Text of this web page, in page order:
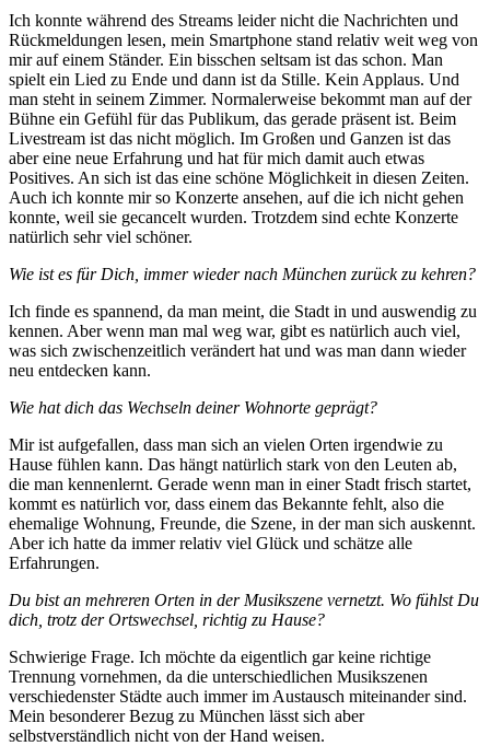
Ich konnte während des Streams leider nicht die Nachrichten und
Rückmeldungen lesen, mein Smartphone stand relativ weit weg von
mir auf einem Ständer. Ein bisschen seltsam ist das schon. Man
spielt ein Lied zu Ende und dann ist da Stille. Kein Applaus. Und
man steht in seinem Zimmer. Normalerweise bekommt man auf der
Bühne ein Gefühl für das Publikum, das gerade präsent ist. Beim
Livestream ist das nicht möglich. Im Großen und Ganzen ist das
aber eine neue Erfahrung und hat für mich damit auch etwas
Positives. An sich ist das eine schöne Möglichkeit in diesen Zeiten.
Auch ich konnte mir so Konzerte ansehen, auf die ich nicht gehen
konnte, weil sie gecancelt wurden. Trotzdem sind echte Konzerte
natürlich sehr viel schöner.
Wie ist es für Dich, immer wieder nach München zurück zu kehren?
Ich finde es spannend, da man meint, die Stadt in und auswendig zu
kennen. Aber wenn man mal weg war, gibt es natürlich auch viel,
was sich zwischenzeitlich verändert hat und was man dann wieder
neu entdecken kann.
Wie hat dich das Wechseln deiner Wohnorte geprägt?
Mir ist aufgefallen, dass man sich an vielen Orten irgendwie zu
Hause fühlen kann. Das hängt natürlich stark von den Leuten ab,
die man kennenlernt. Gerade wenn man in einer Stadt frisch startet,
kommt es natürlich vor, dass einem das Bekannte fehlt, also die
ehemalige Wohnung, Freunde, die Szene, in der man sich auskennt.
Aber ich hatte da immer relativ viel Glück und schätze alle
Erfahrungen.
Du bist an mehreren Orten in der Musikszene vernetzt. Wo fühlst Du
dich, trotz der Ortswechsel, richtig zu Hause?
Schwierige Frage. Ich möchte da eigentlich gar keine richtige
Trennung vornehmen, da die unterschiedlichen Musikszenen
verschiedenster Städte auch immer im Austausch miteinander sind.
Mein besonderer Bezug zu München lässt sich aber
selbstverständlich nicht von der Hand weisen.